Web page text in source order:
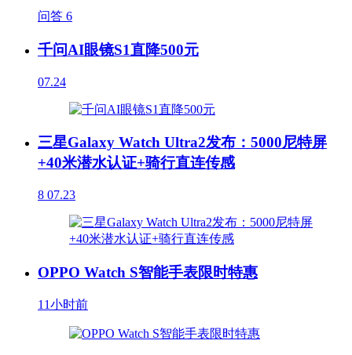
问答 6
千问AI眼镜S1直降500元
07.24
三星Galaxy Watch Ultra2发布：5000尼特屏
+40米潜水认证+骑行直连传感
8 07.23
OPPO Watch S智能手表限时特惠
11小时前